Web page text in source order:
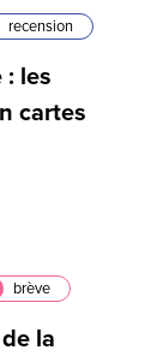
recension
: les
cartes
brève
la